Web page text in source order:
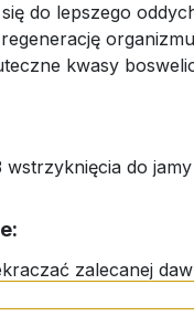
do lepszego
organizmu
kwasy
wstrzyknięcia do
zalecanej